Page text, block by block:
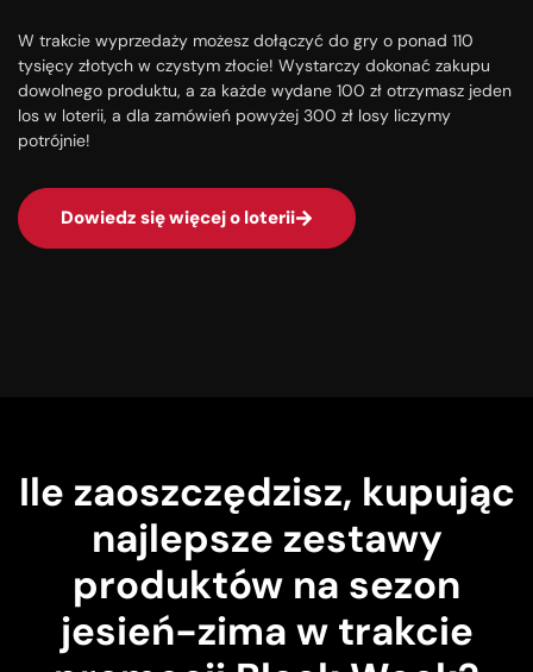
W trakcie wyprzedaży możesz dołączyć do gry o ponad 110
tysięcy złotych w czystym złocie! Wystarczy dokonać zakupu
dowolnego produktu, a za każde wydane 100 zł otrzymasz jeden
los w loterii, a dla zamówień powyżej 300 zł losy liczymy
potrójnie!
Dowiedz się więcej o loterii
Ile zaoszczędzisz, kupując
najlepsze zestawy
produktów na sezon
jesień-zima w trakcie